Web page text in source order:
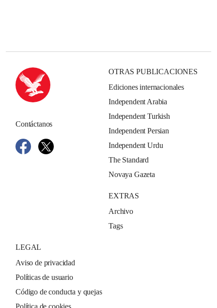
Contáctanos
OTRAS PUBLICACIONES
Ediciones internacionales
Independent Arabia
Independent Turkish
Independent Persian
Independent Urdu
The Standard
Novaya Gazeta
EXTRAS
Archivo
Tags
LEGAL
Aviso de privacidad
Políticas de usuario
Código de conducta y quejas